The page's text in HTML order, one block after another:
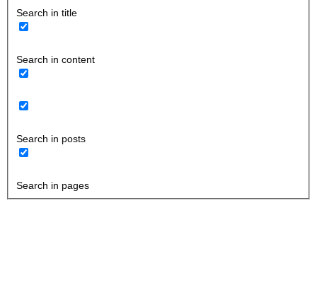
Search in title
Search in content
Search in posts
Search in pages